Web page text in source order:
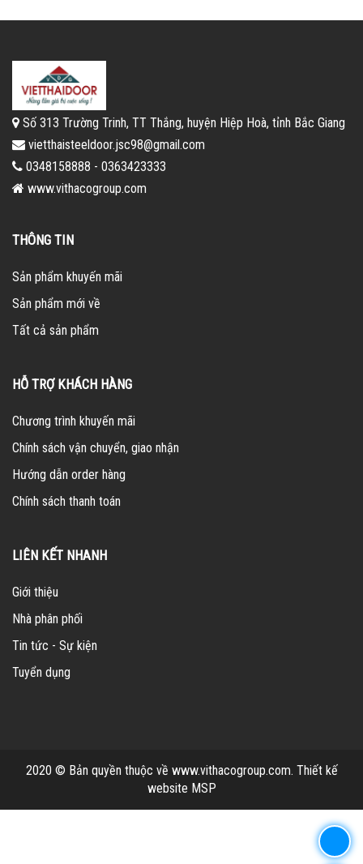
Số 313 Trường Trinh, TT Thắng, huyện Hiệp Hoà, tỉnh Bắc Giang
vietthaisteeldoor.jsc98@gmail.com
0348158888 - 0363423333
www.vithacogroup.com
THÔNG TIN
Sản phẩm khuyến mãi
Sản phẩm mới về
Tất cả sản phẩm
HỖ TRỢ KHÁCH HÀNG
Chương trình khuyến mãi
Chính sách vận chuyển, giao nhận
Hướng dẫn order hàng
Chính sách thanh toán
LIÊN KẾT NHANH
Giới thiệu
Nhà phân phối
Tin tức - Sự kiện
Tuyển dụng
2020 © Bản quyền thuộc về www.vithacogroup.com. Thiết kế
website MSP